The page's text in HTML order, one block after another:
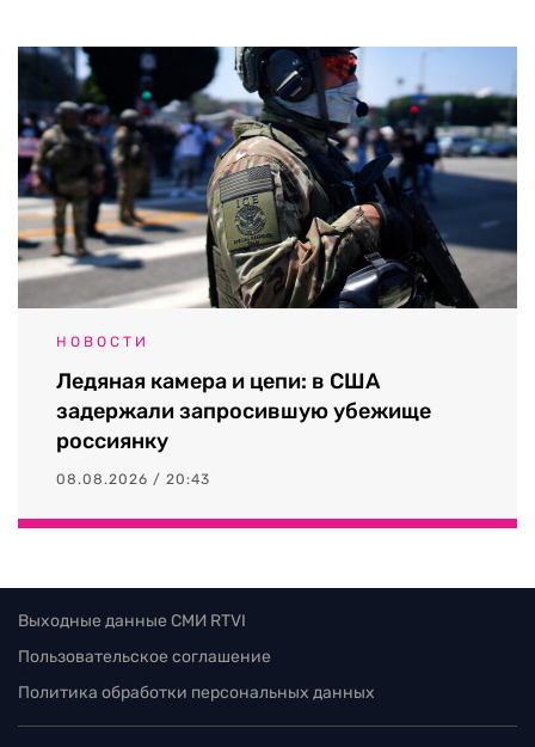
НОВОСТИ
Ледяная камера и цепи: в США
задержали запросившую убежище
россиянку
08.08.2026 / 20:43
Выходные данные СМИ RTVI
Пользовательское соглашение
Политика обработки персональных данных